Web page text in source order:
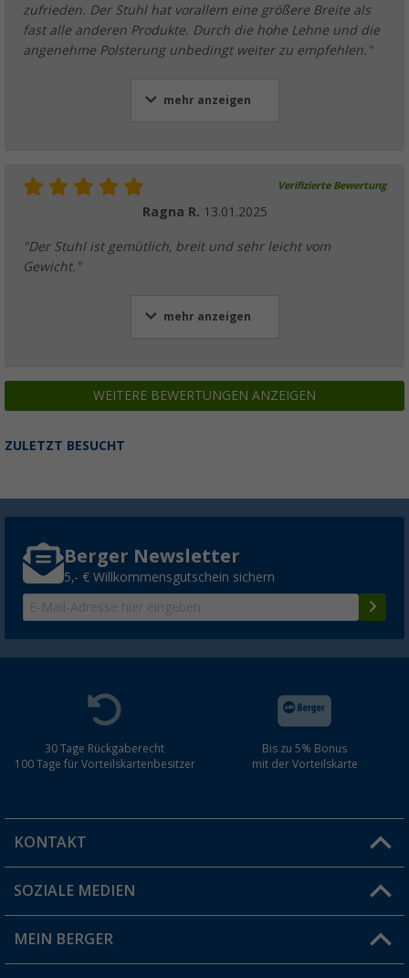
zufrieden. Der Stuhl hat vorallem eine größere Breite als
fast alle anderen Produkte. Durch die hohe Lehne und die
angenehme Polsterung unbedingt weiter zu empfehlen."
mehr anzeigen
Verifizierte Bewertung
Ragna R. 13.01.2025
"Der Stuhl ist gemütlich, breit und sehr leicht vom
Gewicht."
mehr anzeigen
WEITERE BEWERTUNGEN ANZEIGEN
ZULETZT BESUCHT
Berger Newsletter
5,- € Willkommensgutschein sichern
30 Tage Rückgaberecht
100 Tage für Vorteilskartenbesitzer
Bis zu 5% Bonus
mit der Vorteilskarte
KONTAKT
Du hast eine Frage?
Filiale finden
SOZIALE MEDIEN
MEIN BERGER